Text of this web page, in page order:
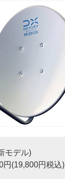
モデル)
(19,800円税込)